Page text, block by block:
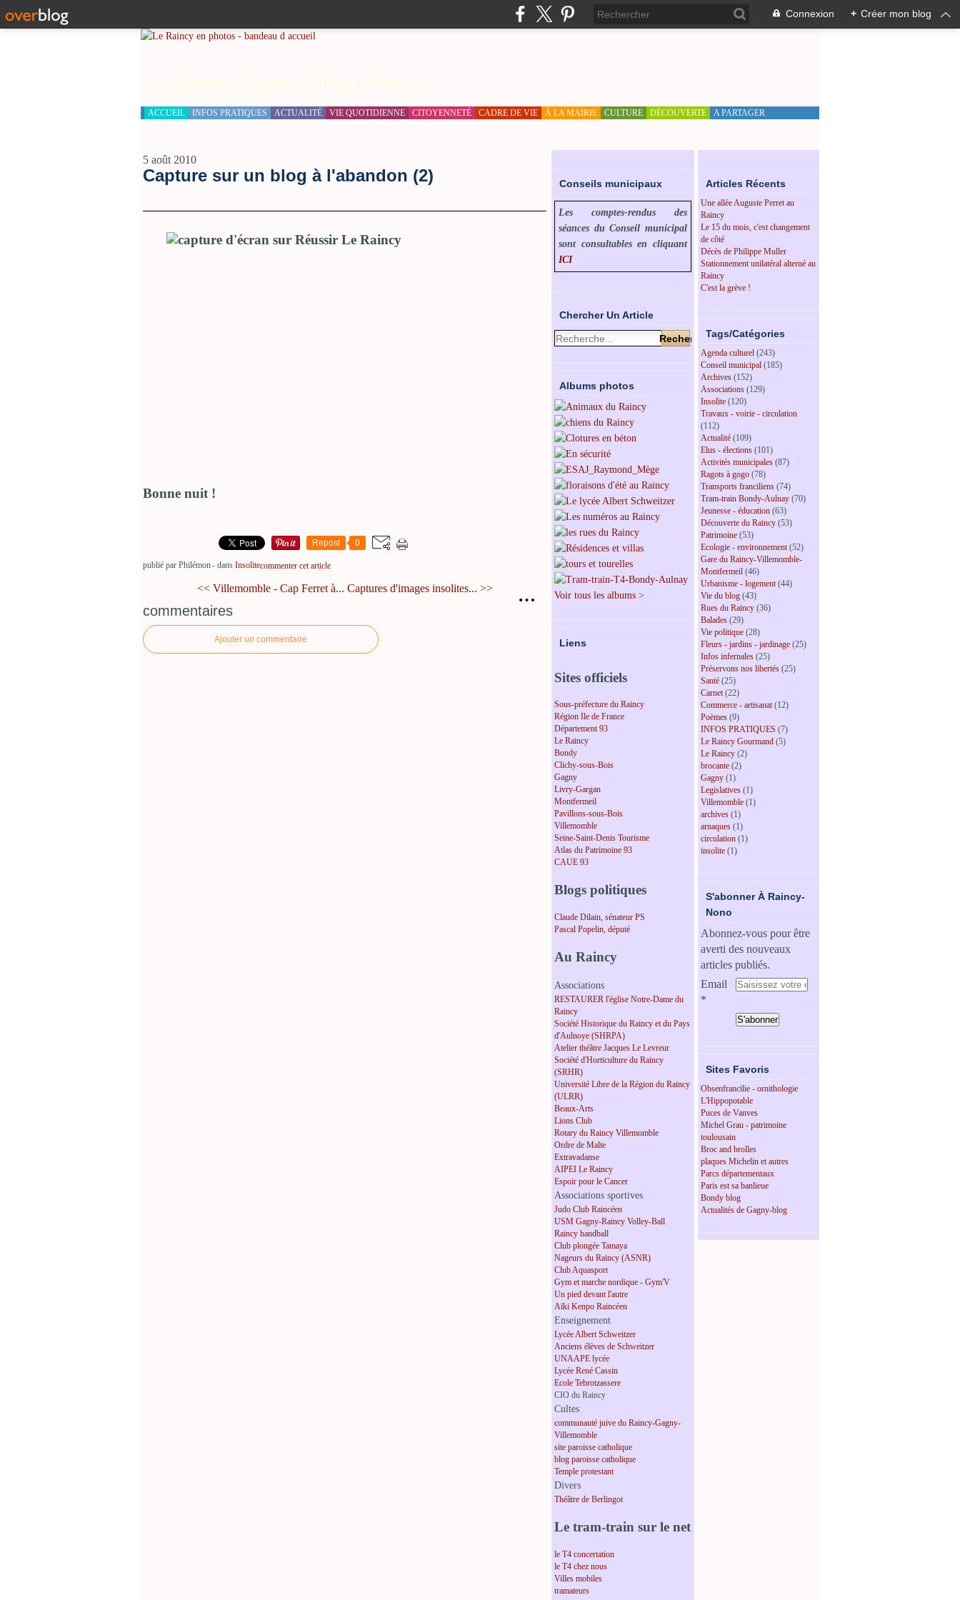
Connexion + Créer mon blog
ACCUEIL INFOS PRATIQUES ACTUALITÉ VIE QUOTIDIENNE CITOYENNETÉ CADRE DE VIE À LA MAIRIE CULTURE DÉCOUVERTE A PARTAGER
5 août 2010
Capture sur un blog à l'abandon (2)
Bonne nuit !
Repost 0
publié par Philémon- dans Insolitecommenter cet article
…
<< Villemomble - Cap Ferret à... Captures d'images insolites... >>
commentaires
Ajouter un commentaire
Conseils municipaux
Les comptes-rendus des
séances du Conseil municipal
sont consultables en cliquant
ICI
Chercher Un Article
Albums photos
Voir tous les albums >
Liens
Sites officiels
Sous-préfecture du Raincy
Région Ile de France
Département 93
Le Raincy
Bondy
Clichy-sous-Bois
Gagny
Livry-Gargan
Montfermeil
Pavillons-sous-Bois
Villemomble
Seine-Saint-Denis Tourisme
Atlas du Patrimoine 93
CAUE 93
Blogs politiques
Claude Dilain, sénateur PS
Pascal Popelin, député
Au Raincy
Associations
RESTAURER l'église Notre-Dame du
Raincy
Société Historique du Raincy et du Pays
d'Aulnoye (SHRPA)
Atelier théâtre Jacques Le Levreur
Société d'Horticulture du Raincy
(SRHR)
Université Libre de la Région du Raincy
(ULRR)
Beaux-Arts
Lions Club
Rotary du Raincy Villemomble
Ordre de Malte
Extravadanse
AIPEI Le Raincy
Espoir pour le Cancer
Associations sportives
Judo Club Raincéen
USM Gagny-Raincy Volley-Ball
Raincy handball
Club plongée Tamaya
Nageurs du Raincy (ASNR)
Club Aquasport
Gym et marche nordique - Gym'V
Un pied devant l'autre
Aïki Kenpo Raincéen
Enseignement
Lycée Albert Schweitzer
Anciens élèves de Schweitzer
UNAAPE lycée
Lycée René Cassin
Ecole Tebrotzassere
CIO du Raincy
Cultes
communauté juive du Raincy-Gagny-
Villemomble
site paroisse catholique
blog paroisse catholique
Temple protestant
Divers
Théâtre de Berlingot
Le tram-train sur le net
le T4 concertation
le T4 chez nous
Villes mobiles
tramateurs
Articles Récents
Une allée Auguste Perret au
Raincy
Le 15 du mois, c'est changement
de côté
Décès de Philippe Muller
Stationnement unilatéral alterné au
Raincy
C'est la grève !
Tags/Catégories
Agenda culturel (243)
Conseil municipal (185)
Archives (152)
Associations (129)
Insolite (120)
Travaux - voirie - circulation
(112)
Actualité (109)
Elus - élections (101)
Activités municipales (87)
Ragots à gogo (78)
Transports franciliens (74)
Tram-train Bondy-Aulnay (70)
Jeunesse - éducation (63)
Découverte du Raincy (53)
Patrimoine (53)
Ecologie - environnement(52)
Gare du Raincy-Villemomble-
Montfermeil (46)
Urbanisme - logement(44)
Vie du blog (43)
Rues du Raincy (36)
Balades (29)
Vie politique (28)
Fleurs - jardins - jardinage (25)
Infos infernales (25)
Préservons nos libertés (25)
Santé (25)
Carnet(22)
Commerce - artisanat(12)
Poèmes (9)
INFOS PRATIQUES (7)
Le Raincy Gourmand (5)
Le Raincy (2)
brocante (2)
Gagny (1)
Legislatives (1)
Villemomble (1)
archives (1)
arnaques (1)
circulation (1)
insolite (1)
S'abonner À Raincy-
Nono
Abonnez-vous pour être
averti des nouveaux
articles publiés.
Email
Sites Favoris
Obsenfrancilie - ornithologie
L'Hippopotable
Puces de Vanves
Michel Grau - patrimoine
toulousain
Broc and brolles
plaques Michelin et autres
Parcs départementaux
Paris est sa banlieue
Bondy blog
Actualités de Gagny-blog